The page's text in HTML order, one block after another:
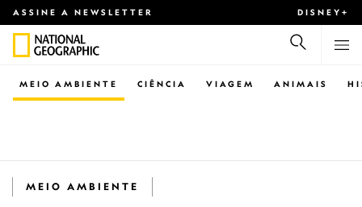
ASSINE A NEWSLETTER DISNEY+
CIÊNCIA VIAGEM ANIMAIS
MEIO AMBIENTE
MEIO AMBIENTE